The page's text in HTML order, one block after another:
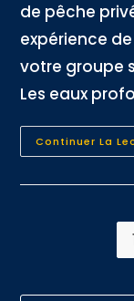
de pêche
expérience
votre groupe
Les eaux
Continuer La